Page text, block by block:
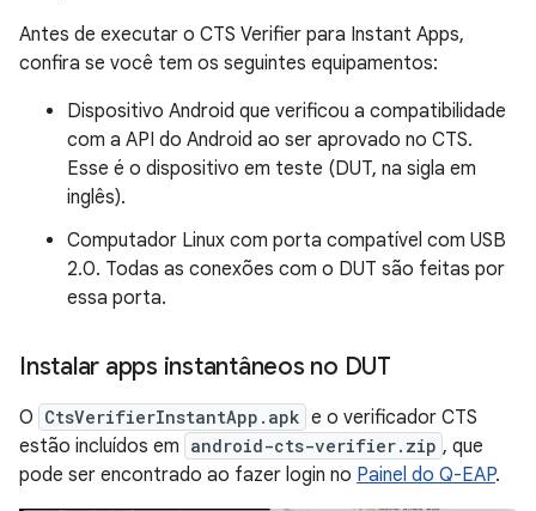
Antes de executar o CTS Verifier para Instant Apps,
confira se você tem os seguintes equipamentos:
Dispositivo Android que verificou a compatibilidade
com a API do Android ao ser aprovado no CTS.
Esse é o dispositivo em teste (DUT, na sigla em
inglês).
Computador Linux com porta compatível com USB
2.0. Todas as conexões com o DUT são feitas por
essa porta.
Instalar apps instantâneos no DUT
O CtsVerifierInstantApp.apk e o verificador CTS
estão incluídos em android-cts-verifier.zip , que
pode ser encontrado ao fazer login no Painel do Q-EAP.